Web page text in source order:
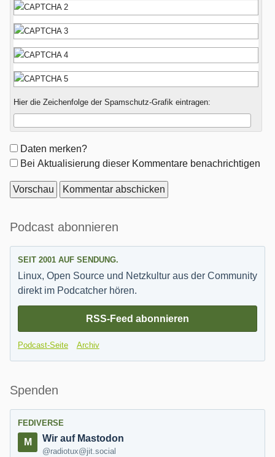
Hier die Zeichenfolge der Spamschutz-Grafik eintragen:
Formular-
Optionen
Daten merken?
Bei Aktualisierung dieser Kommentare benachrichtigen
Seitenleiste
Podcast abonnieren
SEIT 2001 AUF SENDUNG.
Linux, Open Source und Netzkultur aus der Community
direkt im Podcatcher hören.
RSS-Feed abonnieren
Podcast-Seite Archiv
Spenden
FEDIVERSE
Wir auf Mastodon
@radiotux@jit.social